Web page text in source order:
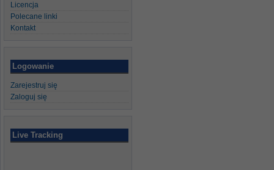
Licencja
Polecane linki
Kontakt
Logowanie
Zarejestruj się
Zaloguj się
Live Tracking